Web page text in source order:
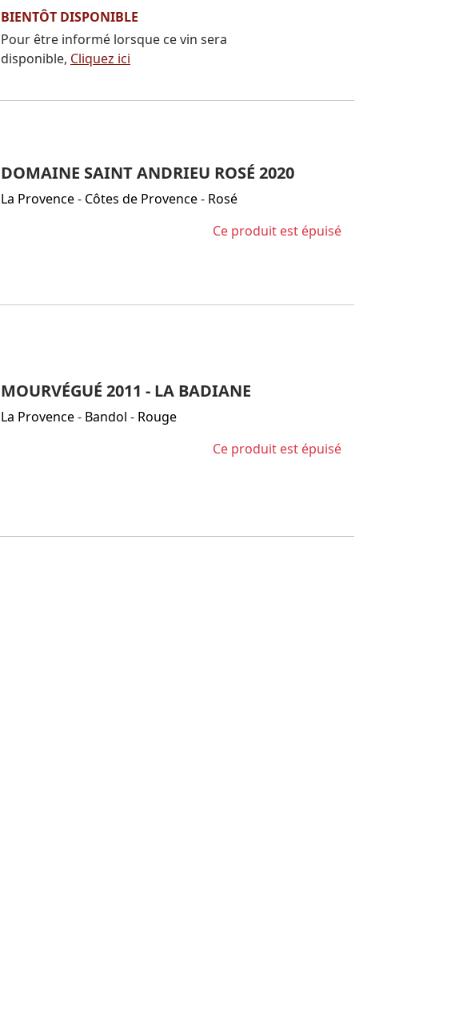
BIENTÔT DISPONIBLE
Pour être informé lorsque ce vin sera
disponible, Cliquez ici
DOMAINE SAINT ANDRIEU ROSÉ 2020
La Provence- Côtes de Provence- Rosé
Ce produit est épuisé
MOURVÉGUÉ 2011 - LA BADIANE
La Provence- Bandol - Rouge
Ce produit est épuisé